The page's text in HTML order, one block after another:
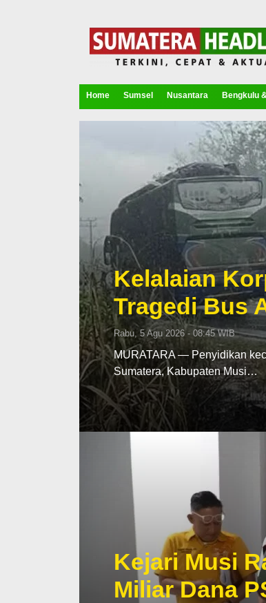
Home Sumsel Nusantara Bengkulu
Kelalaian
Tragedi Bus
Rabu, 5 Agu 2026 - 08:45 WIB
MURATARA — Penyidikan
Sumatera, Kabupaten Musi…
Kejari Musi
Miliar Dana